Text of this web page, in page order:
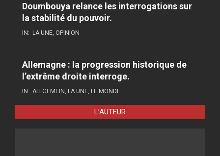
Doumbouya relance les interrogations sur
la stabilité du pouvoir.
IN: LA UNE, OPINION
Allemagne : la progression historique de
l’extrême droite interroge.
IN: ALLGEMEIN, LA UNE, LE MONDE
L’AUTEUR